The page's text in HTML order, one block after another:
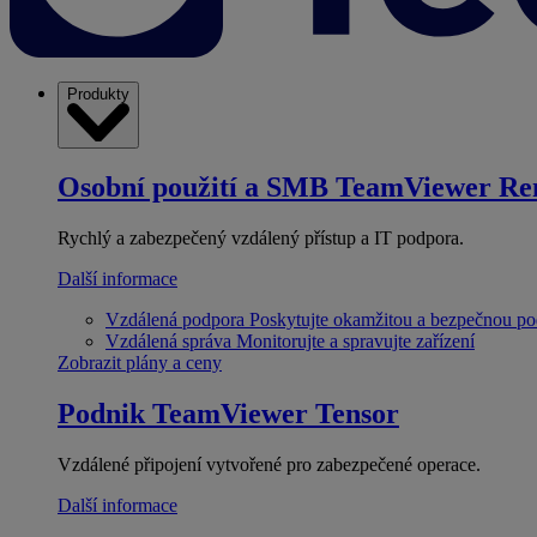
Produkty
Osobní použití a SMB TeamViewer
Rychlý a zabezpečený vzdálený přístup a IT podpora.
Další informace
Vzdálená podpora Poskytujte okamžitou a bezpečnou
Vzdálená správa Monitorujte a spravujte zařízení
Zobrazit plány a ceny
Podnik TeamViewer Tensor
Vzdálené připojení vytvořené pro zabezpečené operace.
Další informace